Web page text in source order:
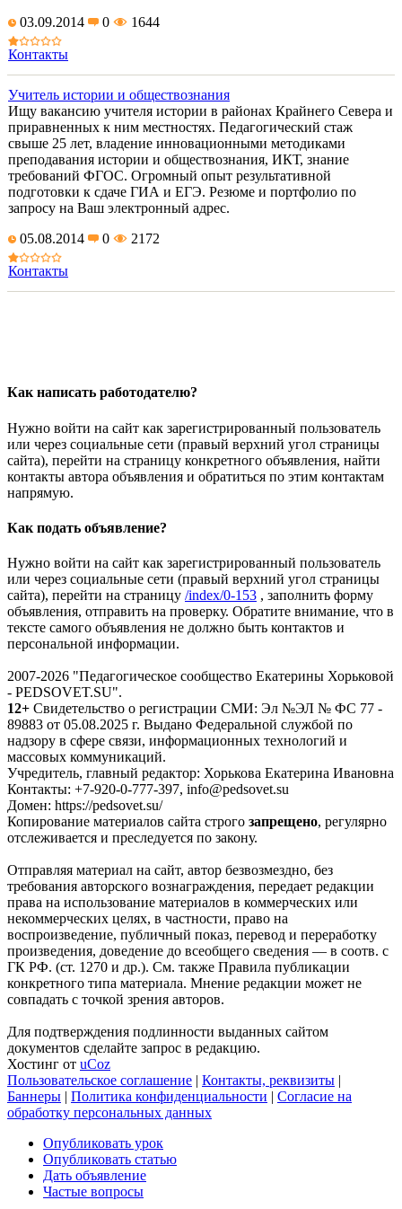
03.09.2014
0 1644
Контакты
Учитель истории и обществознания
Ищу вакансию учителя истории в районах Крайнего Севера и
приравненных к ним местностях. Педагогический стаж
свыше 25 лет, владение инновационными методиками
преподавания истории и обществознания, ИКТ, знание
требований ФГОС. Огромный опыт результативной
подготовки к сдаче ГИА и ЕГЭ. Резюме и портфолио по
запросу на Ваш электронный адрес.
05.08.2014
0 2172
Контакты
Как написать работодателю?
Нужно войти на сайт как зарегистрированный пользователь
или через социальные сети (правый верхний угол страницы
сайта), перейти на страницу конкретного объявления, найти
контакты автора объявления и обратиться по этим контактам
напрямую.
Как подать объявление?
Нужно войти на сайт как зарегистрированный пользователь
или через социальные сети (правый верхний угол страницы
сайта), перейти на страницу /index/0-153 , заполнить форму
объявления, отправить на проверку. Обратите внимание, что в
тексте самого объявления не должно быть контактов и
персональной информации.
2007-2026 "Педагогическое сообщество Екатерины Хорьковой
- PEDSOVET.SU".
12+ Свидетельство о регистрации СМИ: Эл №ЭЛ № ФС 77 -
89883 от 05.08.2025 г. Выдано Федеральной службой по
надзору в сфере связи, информационных технологий и
массовых коммуникаций.
Учредитель, главный редактор: Хорькова Екатерина Ивановна
Контакты: +7-920-0-777-397, info@pedsovet.su
Домен: https://pedsovet.su/
Копирование материалов сайта строго запрещено, регулярно
отслеживается и преследуется по закону.
Отправляя материал на сайт, автор безвозмездно, без
требования авторского вознаграждения, передает редакции
права на использование материалов в коммерческих или
некоммерческих целях, в частности, право на
воспроизведение, публичный показ, перевод и переработку
произведения, доведение до всеобщего сведения — в соотв. с
ГК РФ. (ст. 1270 и др.). См. также Правила публикации
конкретного типа материала. Мнение редакции может не
совпадать с точкой зрения авторов.
Для подтверждения подлинности выданных сайтом
документов сделайте запрос в редакцию.
Хостинг от uCoz
Пользовательское соглашение | Контакты, реквизиты |
Баннеры | Политика конфиденциальности | Согласие на
обработку персональных данных
Опубликовать урок
Опубликовать статью
Дать объявление
Частые вопросы